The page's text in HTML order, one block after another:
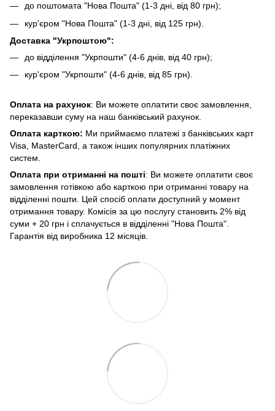
до поштомата "Нова Пошта" (1-3 дні, від 80 грн);
кур'єром "Нова Пошта" (1-3 дні, від 125 грн).
Доставка "Укрпоштою":
до відділення "Укрпошти" (4-6 днів, від 40 грн);
кур'єром "Укрпошти" (4-6 днів, від 85 грн).
Оплата на рахунок: Ви можете оплатити своє замовлення,
переказавши суму на наш банківський рахунок.
Оплата карткою: Ми приймаємо платежі з банківських карт
Visa, MasterCard, а також інших популярних платіжних
систем.
Оплата при отриманні на пошті: Ви можете оплатити своє
замовлення готівкою або карткою при отриманні товару на
відділенні пошти. Цей спосіб оплати доступний у момент
отримання товару. Комісія за цю послугу становить 2% від
суми + 20 грн і сплачується в відділенні "Нова Пошта".
Гарантія від виробника 12 місяців.